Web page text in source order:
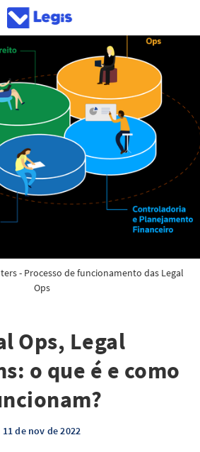
- Processo de funcionamento das Legal
Ops
Ops, Legal
o que é e como
11 de nov de 2022